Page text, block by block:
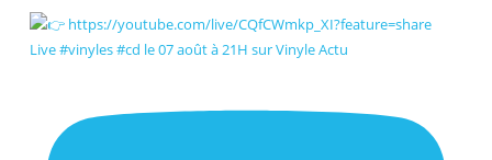
Live #vinyles #cd le 07 août à 21H sur Vinyle Actu